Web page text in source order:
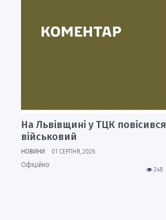
На Львівщині у ТЦК повісився
військовий
НОВИНИ 01 СЕРПНЯ, 2026
248
Офіційно